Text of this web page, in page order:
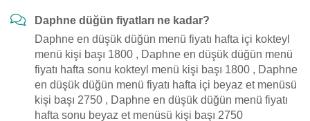
Daphne düğün fiyatları ne kadar?
Daphne en düşük düğün menü fiyatı hafta içi kokteyl
menü kişi başı 1800 , Daphne en düşük düğün menü
fiyatı hafta sonu kokteyl menü kişi başı 1800 , Daphne
en düşük düğün menü fiyatı hafta içi beyaz et menüsü
kişi başı 2750 , Daphne en düşük düğün menü fiyatı
hafta sonu beyaz et menüsü kişi başı 2750